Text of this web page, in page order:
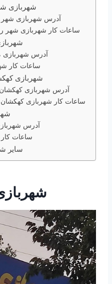
شهربازی
آدرس شهربازی شهر
ساعات کار شهربازی شهر
آدرس شهربازی
ساعات کار
شهربازی
آدرس شهربازی
ساعات کار شهربازی
آدرس
ساعات کار
سایر